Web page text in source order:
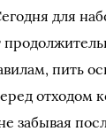
для
пить
отходом
забывая